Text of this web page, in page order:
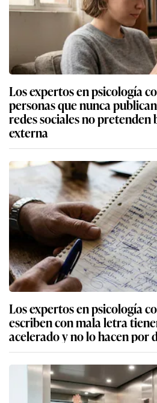
Los expertos en psicología
personas que nunca
redes sociales no pretenden
externa
Los expertos en psicología
escriben con mala letra
acelerado y no lo hacen por